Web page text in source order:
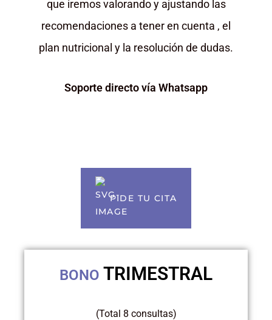
que iremos valorando y ajustando las
recomendaciones a tener en cuenta , el
plan nutricional y la resolución de dudas.
Soporte directo vía Whatsapp
PIDE TU CITA
BONO TRIMESTRAL
(Total 8 consultas)